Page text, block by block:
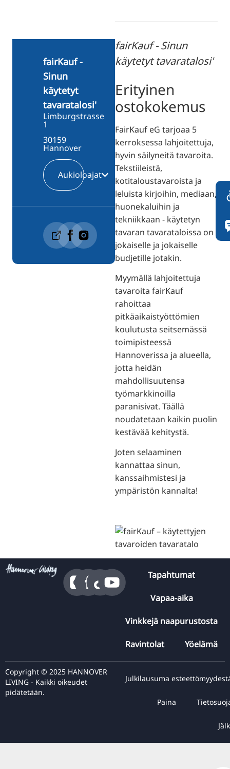
fairKauf - Sinun
käytetyt tavaratalosi'
Erityinen
ostokokemus
FairKauf eG tarjoaa 5
kerroksessa lahjoitettuja,
hyvin säilyneitä tavaroita.
Tekstiileistä,
kotitaloustavaroista ja
leluista kirjoihin, mediaan,
huonekaluihin ja
tekniikkaan - käytetyn
tavaran tavarataloissa on
jokaiselle ja jokaiselle
budjetille jotakin.
Myymällä lahjoitettuja
tavaroita fairKauf
rahoittaa
pitkäaikaistyöttömien
koulutusta seitsemässä
toimipisteessä
Hannoverissa ja alueella,
jotta heidän
mahdollisuutensa
työmarkkinoilla
paranisivat. Täällä
noudatetaan kaikin puolin
kestävää kehitystä.
Joten selaaminen
kannattaa sinun,
kanssaihmistesi ja
ympäristön kannalta!
fairKauf -
Sinun
käytetyt
tavaratalosi'
Limburgstrasse
1
30159
Hannover
Aukioloajat
Tapahtumat
Vapaa-aika
Vinkkejä naapurustosta
Ravintolat Yöelämä
Copyright © 2025 HANNOVER
LIVING - Kaikki oikeudet
pidätetään.
Julkilausuma
Paina